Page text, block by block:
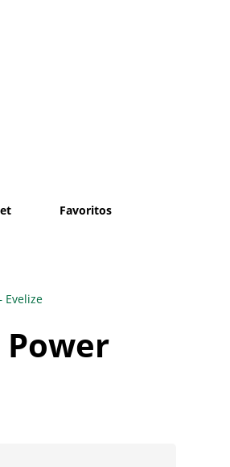
Favoritos
Evelize